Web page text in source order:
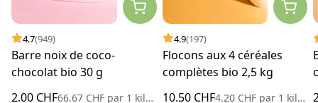
4.7(949)
Barre noix de coco-
chocolat bio 30 g
2.00 CHF66.67 CHF par 1 kilogramme
4.9(197)
Flocons aux 4 céréales
complètes bio 2,5 kg
10.50 CHF4.20 CHF par1 kilogramme